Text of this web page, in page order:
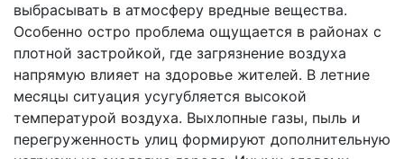
выбрасывать в атмосферу вредные вещества.
Особенно остро проблема ощущается в районах с
плотной застройкой, где загрязнение воздуха
напрямую влияет на здоровье жителей. В летние
месяцы ситуация усугубляется высокой
температурой воздуха. Выхлопные газы, пыль и
перегруженность улиц формируют дополнительную